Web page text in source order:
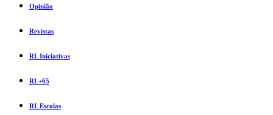
Opinião
Revistas
RL Iniciativas
RL+65
RL Escolas